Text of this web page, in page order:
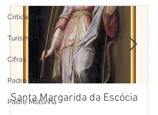
Crítica Cinema
Turismo
Cifras
Padre Godofredo
Padre Mottinha
Santa Margarida da Escócia